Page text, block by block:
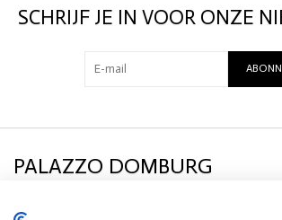
Kleur: zand
SCHRIJF JE IN VOOR ONZE
PALAZZO DOMBURG